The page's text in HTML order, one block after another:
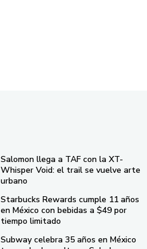
Salomon llega a TAF con la XT-
Whisper Void: el trail se vuelve arte
urbano
Starbucks Rewards cumple 11 años
en México con bebidas a $49 por
tiempo limitado
Subway celebra 35 años en México